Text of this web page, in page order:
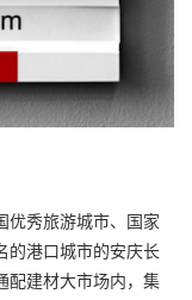
优秀旅游城市、国家
的港口城市的安庆长
建材大市场内，集